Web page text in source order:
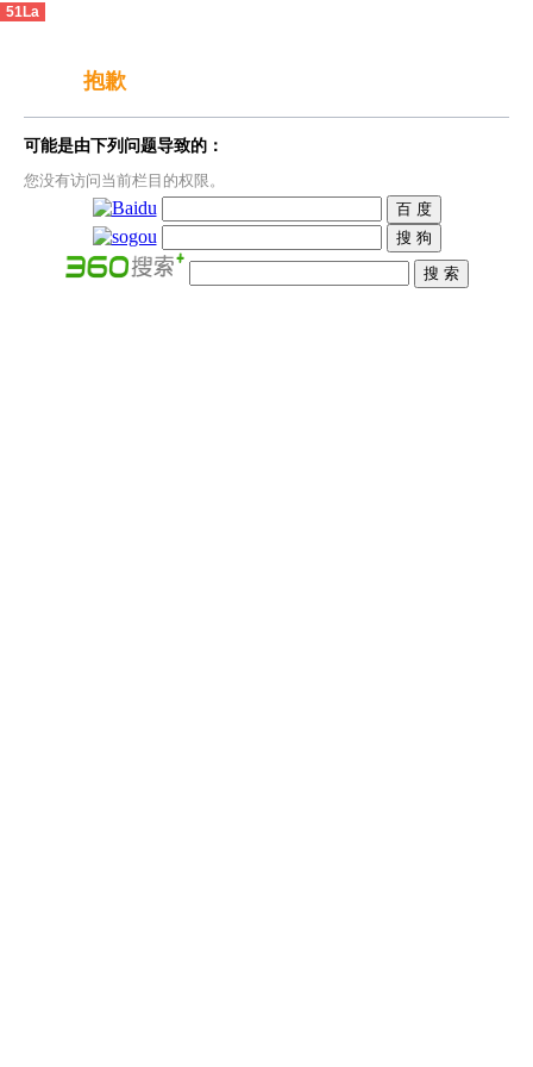
51La
抱歉
可能是由下列问题导致的：
您没有访问当前栏目的权限。